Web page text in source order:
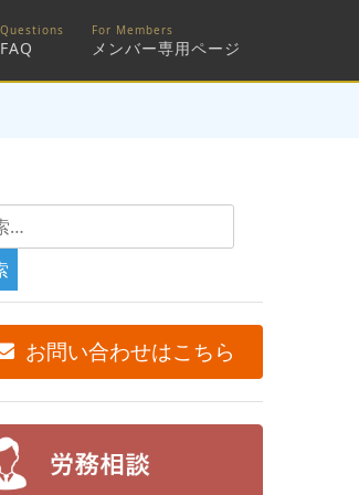
FAQ メンバー専用ページ
お問い合わせはこちら